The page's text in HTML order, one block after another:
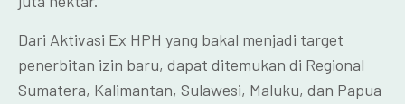
Dari Aktivasi Ex HPH yang bakal menjadi target
penerbitan izin baru, dapat ditemukan di Regional
Sumatera, Kalimantan, Sulawesi, Maluku, dan Papua